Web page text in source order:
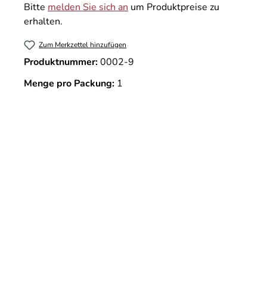
Bitte melden Sie sich an um Produktpreise zu
erhalten.
Zum Merkzettel hinzufügen
Produktnummer:0002-9
Menge pro Packung: 1